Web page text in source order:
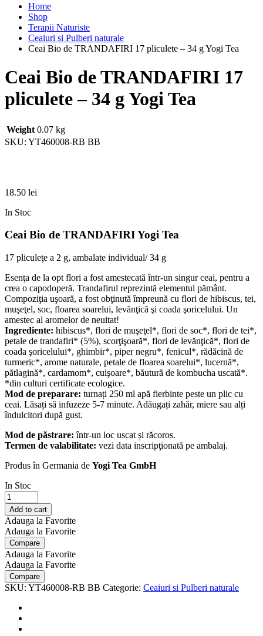
Home
Shop
Terapii Naturiste
Ceaiuri si Pulberi naturale
Ceai Bio de TRANDAFIRI 17 pliculete – 34 g Yogi Tea
Ceai Bio de TRANDAFIRI 17
pliculete – 34 g Yogi Tea
Weight 0.07 kg
SKU: YT460008-RB BB
18.50 lei
In Stoc
Ceai Bio de TRANDAFIRI Yogi Tea
17 pliculeţe a 2 g, ambalate individual/ 34 g
Esenţa de la opt flori a fost amestecată într-un singur ceai, pentru a
crea o capodoperă. Trandafirul reprezintă elementul pământ.
Compoziţia uşoară, a fost obţinută împreună cu flori de hibiscus, tei,
muşeţel, soc, floarea soarelui, levănţică şi coada şoricelului. Un
amestec al aromelor de neuitat!
Ingrediente: hibiscus*, flori de muşeţel*, flori de soc*, flori de tei*,
petale de trandafiri* (5%), scorţişoară*, flori de levănţică*, flori de
coada şoricelului*, ghimbir*, piper negru*, fenicul*, rădăcină de
turmeric*, arome naturale, petale de floarea soarelui*, lucernă*,
pătlagină*, cardamom*, cuişoare*, băutură de kombucha uscată*.
*din culturi certificate ecologice.
Mod de preparare: turnați 250 ml apă fierbinte peste un plic cu
ceai. Lăsați să infuzeze 5-7 minute. Adăugați zahăr, miere sau alți
îndulcitori după gust.
Mod de păstrare: într-un loc uscat și răcoros.
Termen de valabilitate: vezi data inscripţionată pe ambalaj.
Produs în Germania de Yogi Tea GmbH
In Stoc
Ceai
Bio
de
TRANDAFIRI
17
pliculete
-
34
g
Yogi
cantitate
Add to cart
Adauga la Favorite
Adauga la Favorite
Compare
Adauga la Favorite
Adauga la Favorite
Compare
SKU: YT460008-RB BB Categorie: Ceaiuri si Pulberi naturale